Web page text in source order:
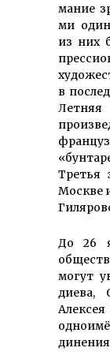
мание
ми
из них
в
Третья
Москве
До 26
могут
дие­ва,